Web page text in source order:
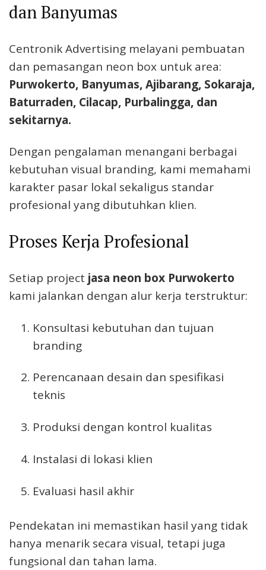
dan Banyumas
Centronik Advertising melayani pembuatan
dan pemasangan neon box untuk area:
Purwokerto, Banyumas, Ajibarang, Sokaraja,
Baturraden, Cilacap, Purbalingga, dan
sekitarnya.
Dengan pengalaman menangani berbagai
kebutuhan visual branding, kami memahami
karakter pasar lokal sekaligus standar
profesional yang dibutuhkan klien.
Proses Kerja Profesional
Setiap project jasa neon box Purwokerto
kami jalankan dengan alur kerja terstruktur:
Konsultasi kebutuhan dan tujuan
branding
Perencanaan desain dan spesifikasi
teknis
Produksi dengan kontrol kualitas
Instalasi di lokasi klien
Evaluasi hasil akhir
Pendekatan ini memastikan hasil yang tidak
hanya menarik secara visual, tetapi juga
fungsional dan tahan lama.